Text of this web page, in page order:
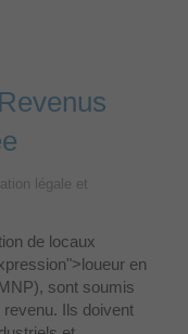
légale et
de locaux
en
sont soumis
Ils doivent